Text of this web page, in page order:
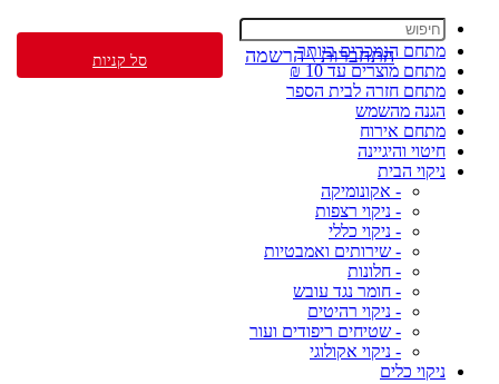
מתחם הנמכרים ביותר
מתחם מוצרים עד 10 ₪
מתחם חזרה לבית הספר
הגנה מהשמש
מתחם אירוח
חיטוי והיגיינה
ניקוי הבית
- אקונומיקה
- ניקוי רצפות
- ניקוי כללי
- שירותים ואמבטיות
- חלונות
- חומר נגד עובש
- ניקוי רהיטים
- שטיחים ריפודים ועור
- ניקוי אקולוגי
ניקוי כלים
התחברות \ הרשמה סל קניות